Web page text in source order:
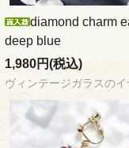
diamond charm
deep blue
1,980円(税込)
ヴィンテージガラスの